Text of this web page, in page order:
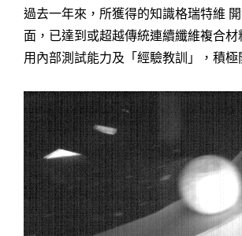
過去一年來，所獲得的知識格瑞特維
面，已達到或超越傳統連續纖維複合
用內部測試能力及「經驗教訓」，積